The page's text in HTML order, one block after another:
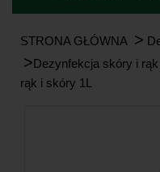
STRONA GŁÓWNA >
>Dezynfekcja skóry i rąk
rąk i skóry 1L